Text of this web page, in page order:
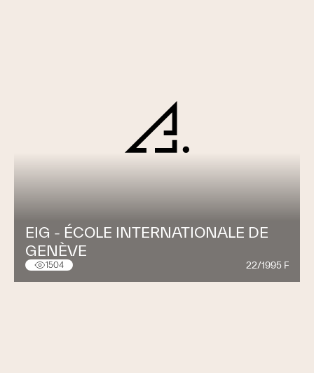
EIG - ÉCOLE INTERNATIONALE DE
GENÈVE
1504 22/1995 F